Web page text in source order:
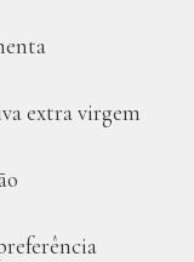
extra virgem